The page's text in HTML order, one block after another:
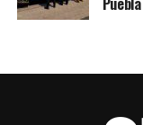
SIGUE CON
Obra Comunitaria